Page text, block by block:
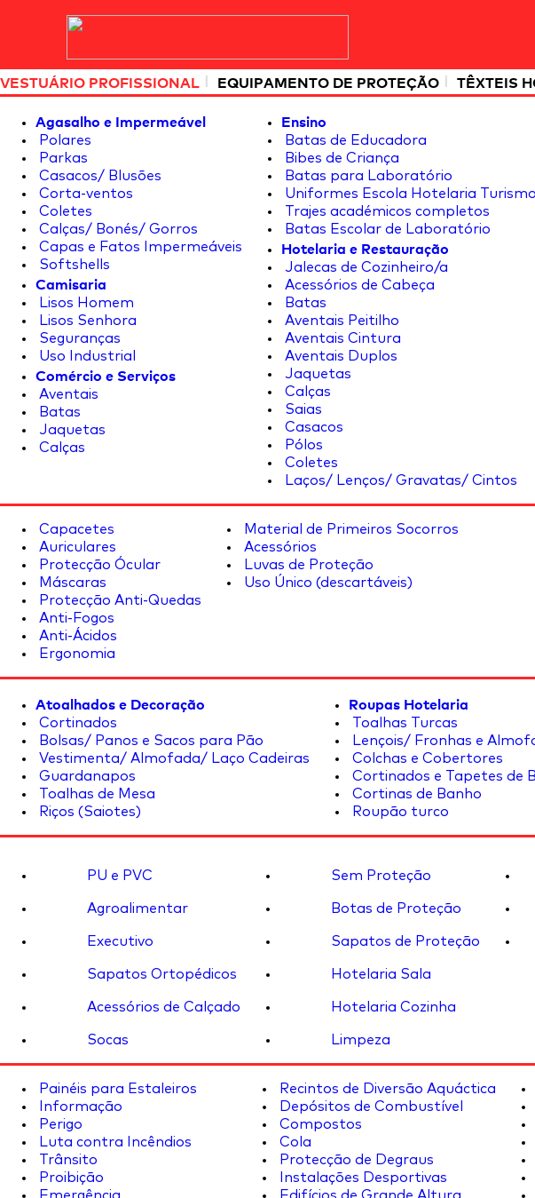
VESTUÁRIO PROFISSIONAL | EQUIPAMENTO DE PROTEÇÃO | TÊXTEIS
Agasalho e Impermeável
Polares
Parkas
Casacos/ Blusões
Corta-ventos
Coletes
Calças/ Bonés/ Gorros
Capas e Fatos Impermeáveis
Softshells
Camisaria
Lisos Homem
Lisos Senhora
Seguranças
Uso Industrial
Comércio e Serviços
Aventais
Batas
Jaquetas
Calças
Ensino
Batas de Educadora
Bibes de Criança
Batas para Laboratório
Uniformes Escola Hotelaria Turismo
Trajes académicos completos
Batas Escolar de Laboratório
Hotelaria e Restauração
Jalecas de Cozinheiro/a
Acessórios de Cabeça
Batas
Aventais Peitilho
Aventais Cintura
Aventais Duplos
Jaquetas
Calças
Saias
Casacos
Pólos
Coletes
Laços/ Lenços/ Gravatas/ Cintos
Capacetes
Auriculares
Protecção Ócular
Máscaras
Protecção Anti-Quedas
Anti-Fogos
Anti-Ácidos
Ergonomia
Material de Primeiros Socorros
Acessórios
Luvas de Proteção
Uso Único (descartáveis)
Atoalhados e Decoração
Cortinados
Bolsas/ Panos e Sacos para Pão
Vestimenta/ Almofada/ Laço Cadeiras
Guardanapos
Toalhas de Mesa
Riços (Saiotes)
Roupas Hotelaria
Toalhas Turcas
Lençois/ Fronhas e
Colchas e Cobertores
Cortinados e Tapetes de
Cortinas de Banho
Roupão turco
PU e PVC
Agroalimentar
Executivo
Sapatos Ortopédicos
Acessórios de Calçado
Socas
Sem Proteção
Botas de Proteção
Sapatos de Proteção
Hotelaria Sala
Hotelaria Cozinha
Limpeza
Painéis para Estaleiros
Informação
Perigo
Luta contra Incêndios
Trânsito
Proibição
Recintos de Diversão Aquáctica
Depósitos de Combustível
Compostos
Cola
Protecção de Degraus
Instalações Desportivas